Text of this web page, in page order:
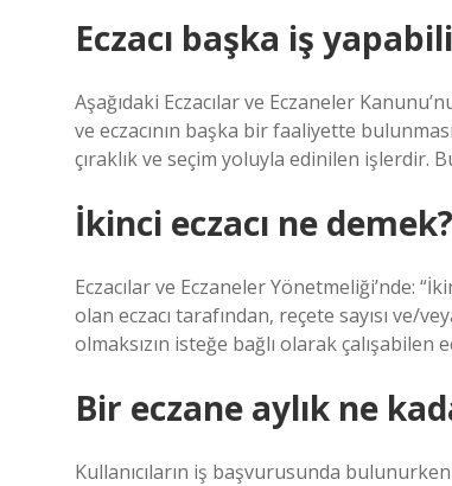
Eczacı başka iş
Aşağıdaki Eczacılar ve Eczaneler
ve eczacının başka bir faaliyette
çıraklık ve seçim yoluyla edinilen işlerdir.
İkinci eczacı ne demek?
Eczacılar ve Eczaneler Yönetmeliği’nde:
olan eczacı tarafından, reçete sayısı
olmaksızın isteğe bağlı olarak çalışabilen
Bir eczane aylık ne
Kullanıcıların iş başvurusunda